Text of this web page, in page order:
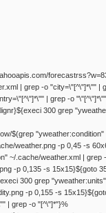
| grep -o "city=\"[^\"]*\""
| grep -o
300 grep
$(grep
weather.png -p 0,45 -s
~/.cache/weather.xml |
-p 0,135 -s 15x15}${goto
300 grep
-p 0,155 -s
| grep -o "[^\"]*"}%